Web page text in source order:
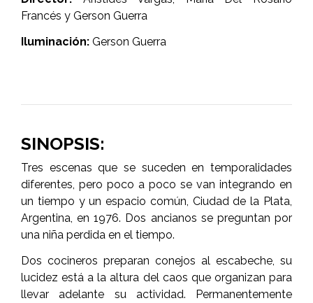
Francés y Gerson Guerra
Iluminación: Gerson Guerra
SINOPSIS:
Tres escenas que se suceden en temporalidades
diferentes, pero poco a poco se van integrando en
un tiempo y un espacio común, Ciudad de la Plata,
Argentina, en 1976. Dos ancianos se preguntan por
una niña perdida en el tiempo.
Dos cocineros preparan conejos al escabeche, su
lucidez está a la altura del caos que organizan para
llevar adelante su actividad. Permanentemente